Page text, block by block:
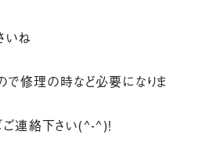
いね
で修理の時など必要になりま
連絡下さい(^-^)！